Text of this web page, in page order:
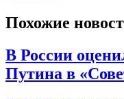
Похожие
В России
Путина в